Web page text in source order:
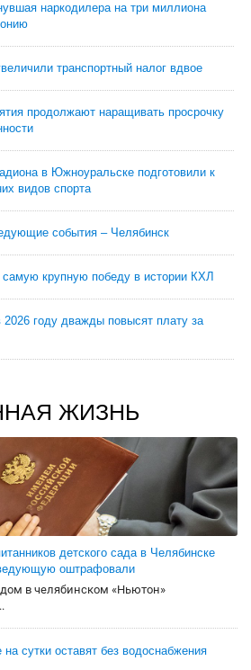
наркодилера на три миллиона
транспортный налог вдвое
продолжают наращивать просрочку
в Южноуральске подготовили к
видов спорта
события – Челябинск
крупную победу в истории КХЛ
2026 году дважды повысят плату за
ЖИЗНЬ
детского сада в Челябинске
оштрафовали
в челябинском «Ньютон»
сутки оставят без водоснабжения